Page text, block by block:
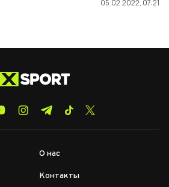
05.02.2022, 07:21
О нас
Контакты